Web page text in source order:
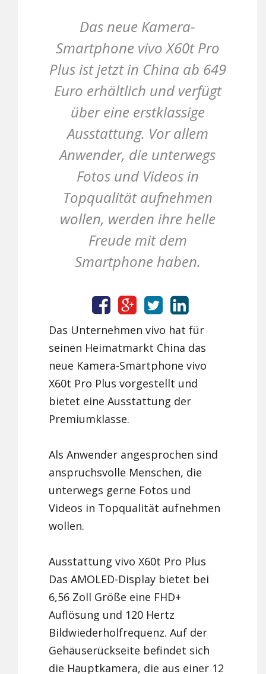
Das neue Kamera-
Smartphone vivo X60t Pro
Plus ist jetzt in China ab 649
Euro erhältlich und verfügt
über eine erstklassige
Ausstattung. Vor allem
Anwender, die unterwegs
Fotos und Videos in
Topqualität aufnehmen
wollen, werden ihre helle
Freude mit dem
Smartphone haben.
Das Unternehmen vivo hat für
seinen Heimatmarkt China das
neue Kamera-Smartphone vivo
X60t Pro Plus vorgestellt und
bietet eine Ausstattung der
Premiumklasse.
Als Anwender angesprochen sind
anspruchsvolle Menschen, die
unterwegs gerne Fotos und
Videos in Topqualität aufnehmen
wollen.
Ausstattung vivo X60t Pro Plus
Das AMOLED-Display bietet bei
6,56 Zoll Größe eine FHD+
Auflösung und 120 Hertz
Bildwiederholfrequenz. Auf der
Gehäuserückseite befindet sich
die Hauptkamera, die aus einer 12